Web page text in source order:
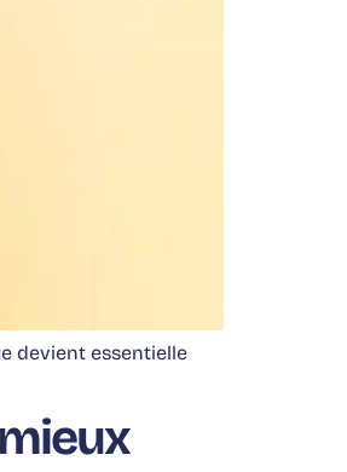
devient essentielle